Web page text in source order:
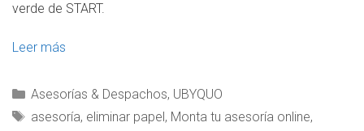
verde de START.
Leer más
Asesorías & Despachos, UBYQUO
asesoría, eliminar papel, Monta tu asesoría online,